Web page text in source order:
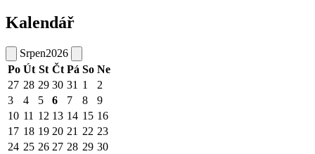
Kalendář
Srpen2026
Po Út St Čt Pá So Ne
27 28 29 30 31 1
2
3
4 5 6 7 8
9
10 11 12 13 14 15 16
17 18 19 20 21 22 23
24 25 26 27 28 29 30